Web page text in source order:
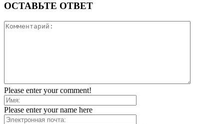
ОСТАВЬТЕ ОТВЕТ
Please enter your comment!
Please enter your name here